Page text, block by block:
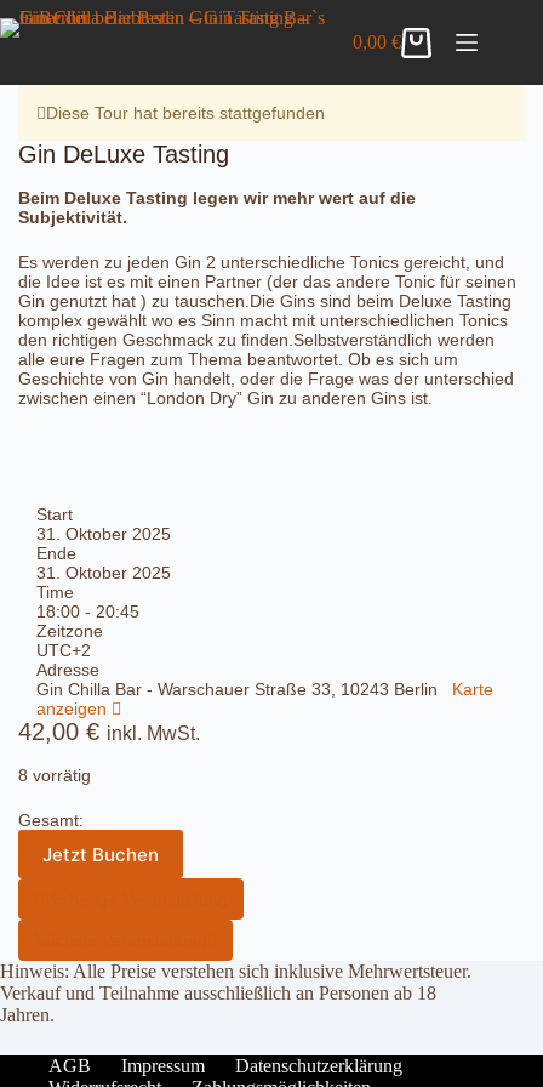
Zum
Inhalt
Gin DeLuxe Tasting
Details anzeigen
Warenkorb
0,00€
Diese Tour hat bereits stattgefunden
Gin DeLuxe Tasting
Beim Deluxe Tasting legen wir mehr wert auf die
Subjektivität.
Es werden zu jeden Gin 2 unterschiedliche Tonics gereicht, und
die Idee ist es mit einen Partner (der das andere Tonic für seinen
Gin genutzt hat ) zu tauschen.Die Gins sind beim Deluxe Tasting
komplex gewählt wo es Sinn macht mit unterschiedlichen Tonics
den richtigen Geschmack zu finden.Selbstverständlich werden
alle eure Fragen zum Thema beantwortet. Ob es sich um
Geschichte von Gin handelt, oder die Frage was der unterschied
zwischen einen “London Dry” Gin zu anderen Gins ist.
Start
31. Oktober 2025
Ende
31. Oktober 2025
Time
18:00 - 20:45
Zeitzone
UTC+2
Adresse
Gin Chilla Bar - Warschauer Straße 33, 10243 Berlin Karte
anzeigen
42,00 € inkl. MwSt.
8 vorrätig
Gesamt:
Jetzt Buchen
Hinweis: Alle Preise verstehen sich inklusive Mehrwertsteuer.
Verkauf und Teilnahme ausschließlich an Personen ab 18
Jahren.
AGB Impressum
Datenschutzerklärung